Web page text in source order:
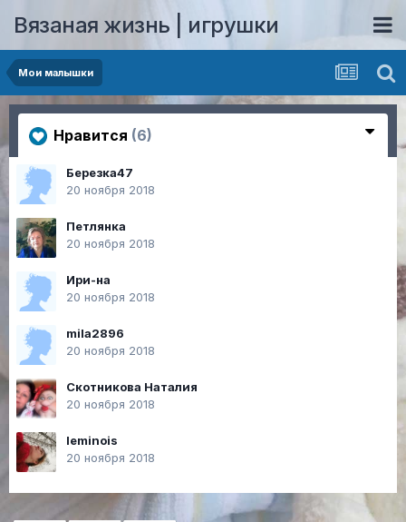
Вязаная жизнь | игрушки
Мои малышки
Нравится (6)
Березка47
20 ноября 2018
Петлянка
20 ноября 2018
Ири-на
20 ноября 2018
mila2896
20 ноября 2018
Скотникова Наталия
20 ноября 2018
leminois
20 ноября 2018